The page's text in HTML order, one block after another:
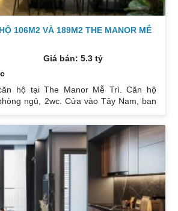
106M2 VÀ 189M2 THE MANOR MỄ
Giá bán: 5.3 tỷ
hộ tại The Manor Mễ Trì. Căn hộ
ngủ, 2wc. Cửa vào Tây Nam, ban
ngủ, 2wc, 2 gác xép. Nhà đang ở.
2 căn chủ nhà đều để lại toàn bộ nội
0832133366